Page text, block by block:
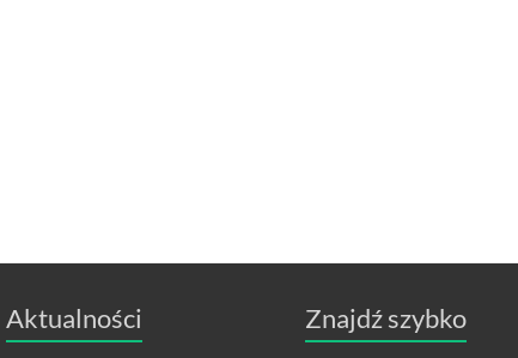
Aktualności Znajdź szybko